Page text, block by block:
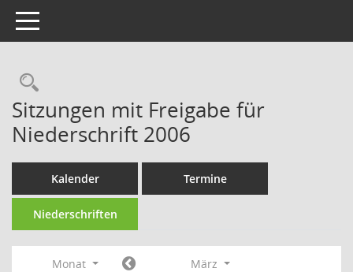
Toggle navigation
Rechercheauswahl
Sitzungen mit Freigabe für
Niederschrift 2006
Kalender Termine
Niederschriften
Monat
März